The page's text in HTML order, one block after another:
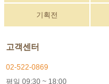
기획전
고객센터
02-522-0869
평일 09:30 ~ 18:00